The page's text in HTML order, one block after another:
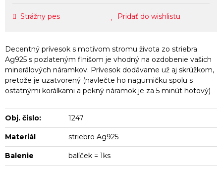
Strážny pes Pridať do wishlistu
Decentný prívesok s motívom stromu života zo striebra
Ag925 s pozlateným finišom je vhodný na ozdobenie vašich
minerálových náramkov. Prívesok dodávame už aj skrúžkom,
pretože je uzatvorený (navlečte ho nagumičku spolu s
ostatnými korálkami a pekný náramok je za 5 minút hotový)
Obj. čislo: 1247
Materiál striebro Ag925
Balenie balíček = 1ks